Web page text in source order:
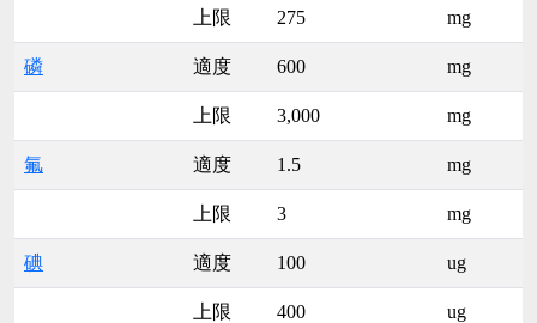
上限 275 mg
磷 適度 600 mg
上限 3,000 mg
氟 適度 1.5 mg
上限 3 mg
碘 適度 100 ug
上限 400 ug